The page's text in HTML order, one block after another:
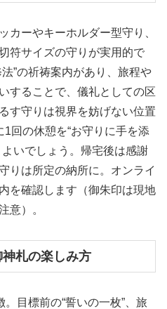
カーやキーホルダー型守り、
符サイズの守りが実用的で
”の祈祷案内があり、旅程や
することで、儀礼としての区
す守りは視界を妨げない位置
回の休憩を“お守りに手を添
いでしょう。帰宅後は感謝
りは所定の納所に。オンライ
を確認します（御朱印は現地
意）。
札の楽しみ方
。目標前の“誓いの一枚”、旅